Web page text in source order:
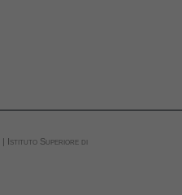
| Istituto Superiore di